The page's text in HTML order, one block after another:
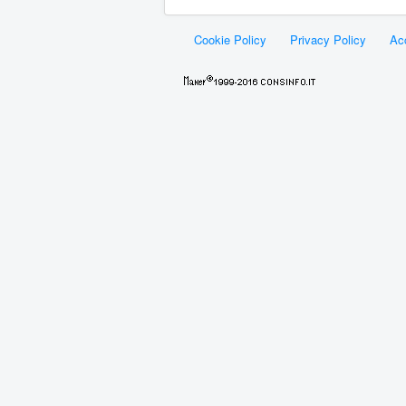
Cookie Policy Privacy Policy